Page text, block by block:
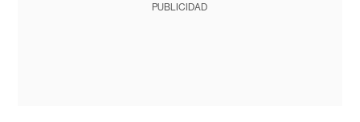
PUBLICIDAD